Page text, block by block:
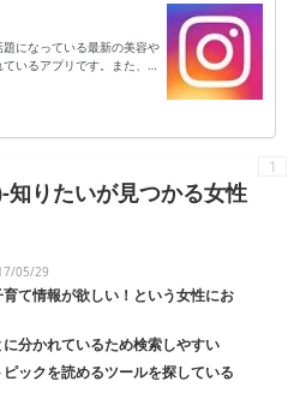
題になっている最新の美容や
いるアプリです。また、プ
女性や学生の方でも魅力の
ます。このアプリを使用し
ッションに興味がない人で
ドすることをお勧めしま
きるようになっています。
知りたいが見つかる女性
05/29
て情報が欲しい！という女性にお
分かれているため検索しやすい
ックを読めるツールを探している
1